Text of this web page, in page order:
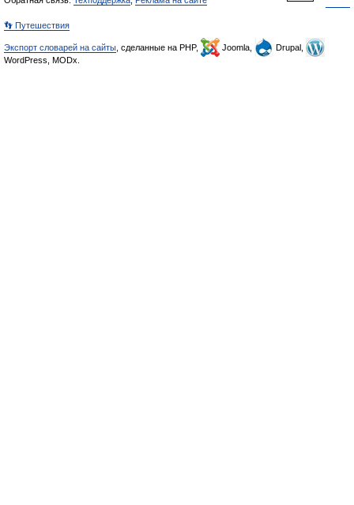
👣 Путешествия
Экспорт словарей на сайты , сделанные на PHP, Joomla,
Drupal,
WordPress, MODx.